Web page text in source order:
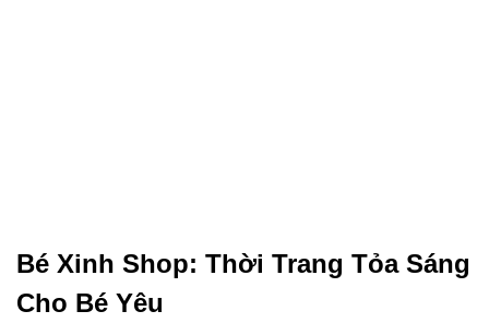
Bé Xinh Shop: Thời Trang Tỏa Sáng
Cho Bé Yêu